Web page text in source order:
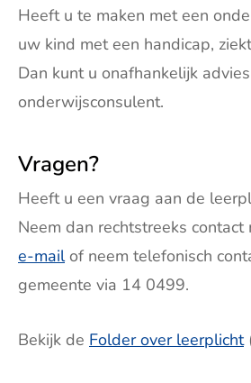
Heeft u te maken met een
uw kind met een handicap,
Dan kunt u onafhankelijk
onderwijsconsulent.
Vragen?
Heeft u een vraag aan de
Neem dan rechtstreeks
e-mailof neem telefonisch
gemeente via 14 0499.
Bekijk de Folder over leerplicht